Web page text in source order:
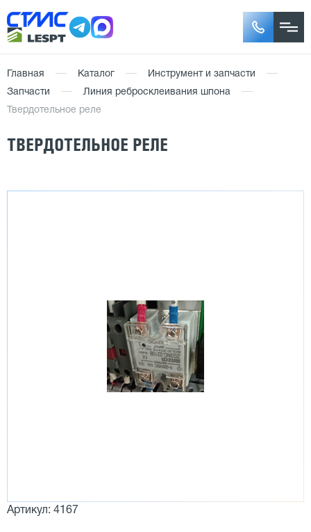
Главная Каталог
Инструмент и запчасти
Запчасти
Линия ребросклеивания шпона
Твердотельное реле
ТВЕРДОТЕЛЬНОЕ РЕЛЕ
Артикул: 4167